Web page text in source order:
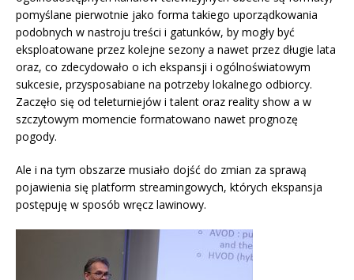
pomyślane pierwotnie jako forma takiego uporządkowania
podobnych w nastroju treści i gatunków, by mogły być
eksploatowane przez kolejne sezony a nawet przez długie lata
oraz, co zdecydowało o ich ekspansji i ogólnoświatowym
sukcesie, przysposabiane na potrzeby lokalnego odbiorcy.
Zaczęło się od teleturniejów i talent oraz reality show a w
szczytowym momencie formatowano nawet prognozę
pogody.
Ale i na tym obszarze musiało dojść do zmian za sprawą
pojawienia się platform streamingowych, których ekspansja
postępuję w sposób wręcz lawinowy.